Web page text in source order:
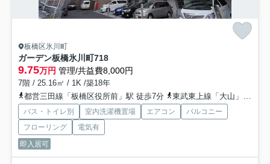
板橋区氷川町
ガーデン板橋氷川町718
9.75万円 管理/共益費8,000円
7階 / 25.16㎡ / 1K /築18年
都営三田線「板橋区役所前」駅 徒歩7分
東武東上線「大山」駅 徒歩14分
バス・トイレ別 室内洗濯機置場 エアコン
バルコニー
フローリング
電気有
即入居可